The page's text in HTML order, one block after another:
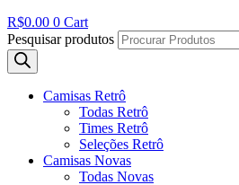
R$0.00 0 Cart
Pesquisar produtos
Camisas Retrô
Todas Retrô
Times Retrô
Seleções Retrô
Camisas Novas
Todas Novas